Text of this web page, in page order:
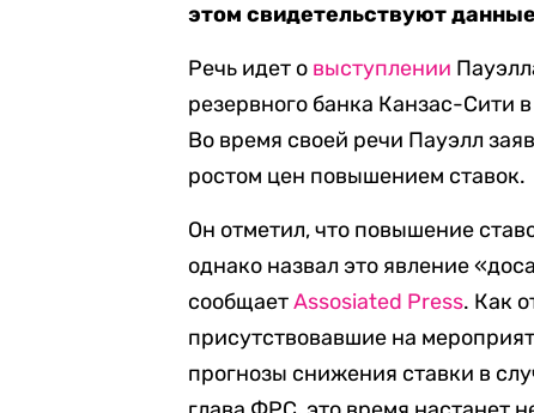
этом свидетельствуют
Речь идет о выступлении
резервного банка Канзас-Сити
Во время своей речи Пауэлл
ростом цен повышением ставок.
Он отметил, что повышение
однако назвал это явление
сообщаетAssosiated Press. Как
присутствовавшие на
прогнозы снижения ставки в